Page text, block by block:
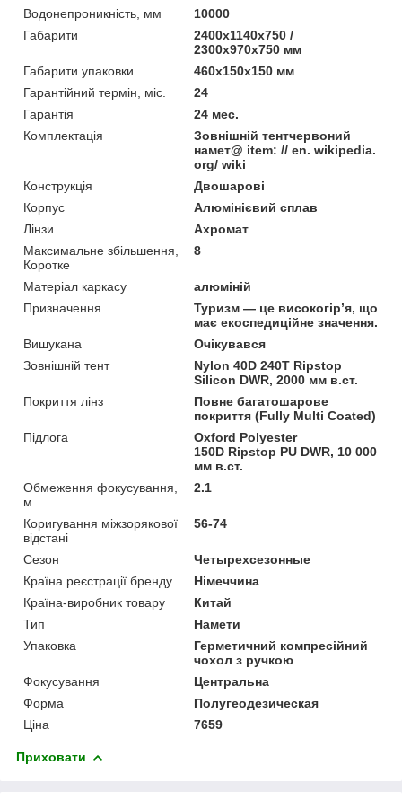
Водонепроникність, мм
10000
Габарити
2400x1140x750 /
2300x970x750 мм
Габарити упаковки
460x150x150 мм
Гарантійний термін, міс.
24
Гарантія
24 мес.
Комплектація
Зовнішній тентчервоний
намет@ item: // en. wikipedia.
org/ wiki
Конструкція
Двошарові
Корпус
Алюмінієвий сплав
Лінзи
Ахромат
Максимальне збільшення,
Коротке
8
Матеріал каркасу
алюміній
Призначення
Туризм — це високогір’я, що
має екоспедиційне значення.
Вишукана
Очікувався
Зовнішній тент
Nylon 40D 240T Ripstop
Silicon DWR, 2000 мм в.ст.
Покриття лінз
Повне багатошарове
покриття (Fully Multi Coated)
Підлога
Oxford Polyester
150D Ripstop PU DWR, 10 000
мм в.ст.
Обмеження фокусування,
м
2.1
Коригування міжзорякової
відстані
56-74
Сезон
Четырехсезонные
Країна реєстрації бренду
Німеччина
Країна-виробник товару
Китай
Тип
Намети
Упаковка
Герметичний компресійний
чохол з ручкою
Фокусування
Центральна
Форма
Полугеодезическая
Ціна
7659
Приховати